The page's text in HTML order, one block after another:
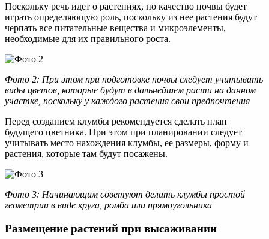
Поскольку речь идет о растениях, но качество почвы будет
играть определяющую роль, поскольку из нее растения будут
черпать все питательные вещества и микроэлементы,
необходимые для их правильного роста.
Фото 2: При этом при подготовке почвы следует учитывать
виды цветов, которые будут в дальнейшем расти на данном
участке, поскольку у каждого растения свои предпочтения
Перед созданием клумбы рекомендуется сделать план
будущего цветника. При этом при планировании следует
учитывать место нахождения клумбы, ее размеры, форму и
растения, которые там будут посажены.
Фото 3: Начинающим советуют делать клумбы простой
геометрии в виде круга, ромба или прямоугольника
Размещение растений при высаживании